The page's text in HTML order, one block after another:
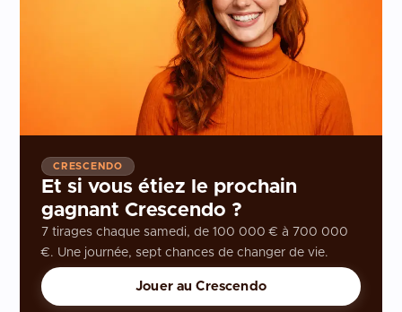
CRESCENDO
Et si vous étiez le prochain
gagnant Crescendo ?
7 tirages chaque samedi, de 100 000 € à 700 000
€. Une journée, sept chances de changer de vie.
Jouer au Crescendo